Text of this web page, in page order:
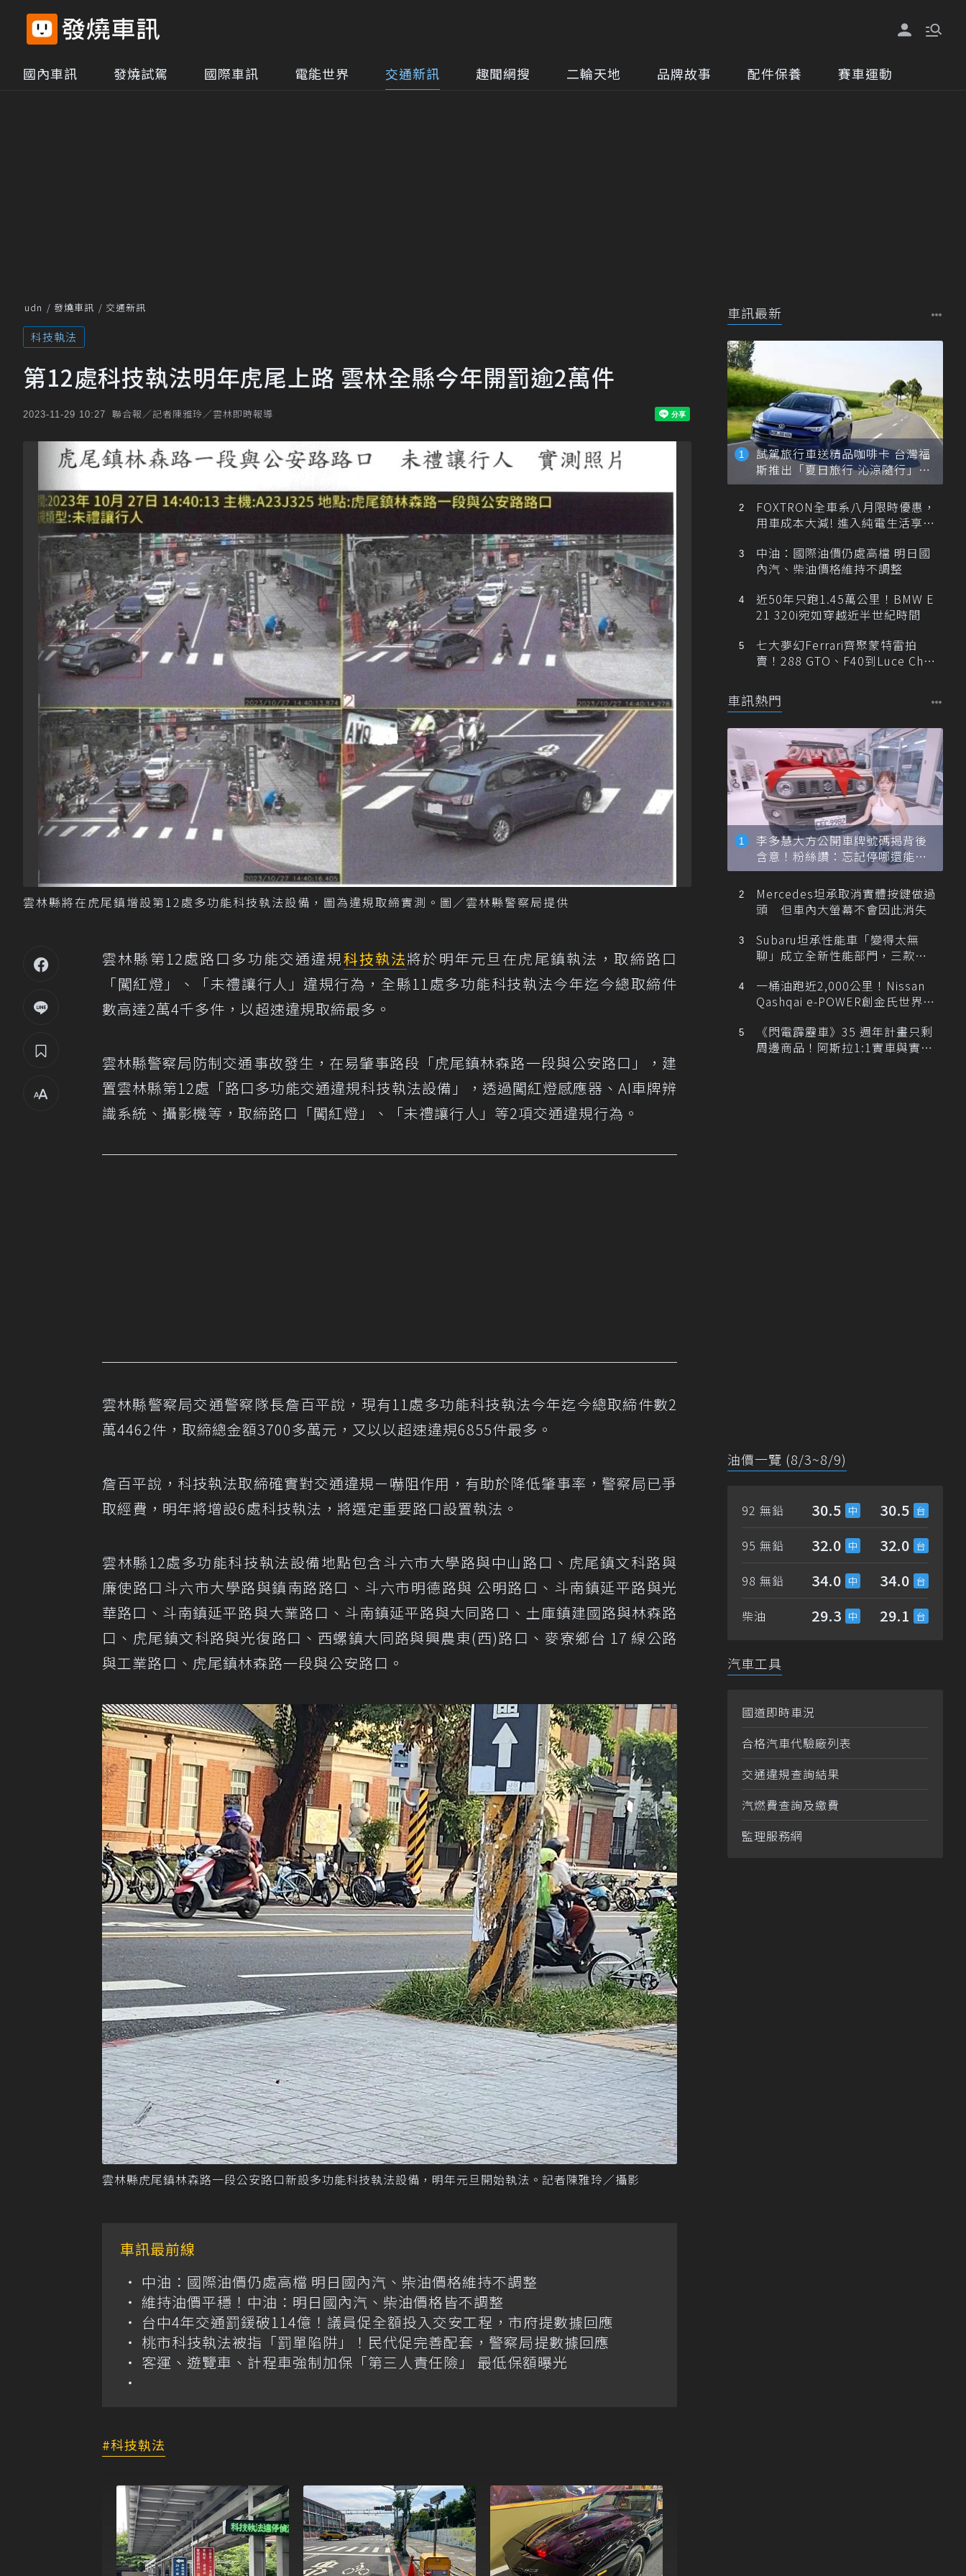
國內車訊 發燒試駕 國際車訊 電能世界 交通新訊 趣聞網搜 二輪天地 品牌故事 配件保養 賽車運動
udn 發燒車訊 交通新訊
科技執法
第12處科技執法明年虎尾上路 雲林全縣今年開罰逾2萬件
2023-11-29 10:27 聯合報／記者陳雅玲／雲林即時報導
雲林縣將在虎尾鎮增設第12處多功能科技執法設備，圖為違規取締實測。圖／雲林縣警察局提供
雲林縣第12處路口多功能交通違規科技執法將於明年元旦在虎尾鎮執法，取締路口
「闖紅燈」、「未禮讓行人」違規行為，全縣11處多功能科技執法今年迄今總取締件
數高達2萬4千多件，以超速違規取締最多。
雲林縣警察局防制交通事故發生，在易肇事路段「虎尾鎮林森路一段與公安路口」，建
置雲林縣第12處「路口多功能交通違規科技執法設備」，透過闖紅燈感應器、AI車牌辨
識系統、攝影機等，取締路口「闖紅燈」、「未禮讓行人」等2項交通違規行為。
雲林縣警察局交通警察隊長詹百平說，現有11處多功能科技執法今年迄今總取締件數2
萬4462件，取締總金額3700多萬元，又以以超速違規6855件最多。
詹百平說，科技執法取締確實對交通違規ㄧ嚇阻作用，有助於降低肇事率，警察局已爭
取經費，明年將增設6處科技執法，將選定重要路口設置執法。
雲林縣12處多功能科技執法設備地點包含斗六市大學路與中山路口、虎尾鎮文科路與
廉使路口斗六市大學路與鎮南路路口、斗六市明德路與 公明路口、斗南鎮延平路與光
華路口、斗南鎮延平路與大業路口、斗南鎮延平路與大同路口、土庫鎮建國路與林森路
口、虎尾鎮文科路與光復路口、西螺鎮大同路與興農東(西)路口、麥寮鄉台 17 線公路
與工業路口、虎尾鎮林森路一段與公安路口。
雲林縣虎尾鎮林森路一段公安路口新設多功能科技執法設備，明年元旦開始執法。記者陳雅玲／攝影
車訊最前線
中油：國際油價仍處高檔 明日國內汽、柴油價格維持不調整
維持油價平穩！中油：明日國內汽、柴油價格皆不調整
台中4年交通罰鍰破114億！議員促全額投入交安工程，市府提數據回應
桃市科技執法被指「罰單陷阱」！民代促完善配套，警察局提數據回應
客運、遊覽車、計程車強制加保「第三人責任險」 最低保額曝光
科技執法
車訊最新
試駕旅行車送精品咖啡卡 台灣福
斯推出「夏日旅行 沁涼隨行」活
動
FOXTRON全車系八月限時優惠，
用車成本大減! 進入純電生活享
中油：國際油價仍處高檔 明日國
內汽、柴油價格維持不調整
近50年只跑1.45萬公里！BMW E
21 320i宛如穿越近半世紀時間
七大夢幻Ferrari齊聚蒙特雷拍
賣！288 GTO、F40到Luce Cha
車訊熱門
李多慧大方公開車牌號碼揭背後
含意！粉絲讚：忘記停哪還能幫
忙找車
Mercedes坦承取消實體按鍵做過
頭 但車內大螢幕不會因此消失
Subaru坦承性能車「變得太無
聊」成立全新性能部門，三款手
一桶油跑近2,000公里！Nissan
Qashqai e-POWER創金氏世界紀
《閃電霹靂車》35 週年計畫只剩
周邊商品！阿斯拉1:1實車與實體
油價一覽 (8/3~8/9)
92 無鉛 30.5 30.5
95 無鉛 32.0 32.0
98 無鉛 34.0 34.0
柴油 29.3 29.1
汽車工具
國道即時車況
合格汽車代驗廠列表
交通違規查詢結果
汽燃費查詢及繳費
監理服務網